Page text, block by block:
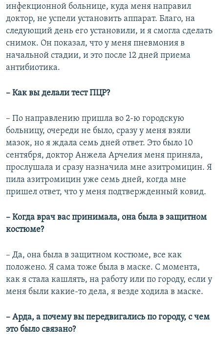
инфекционной больнице, куда меня направил
доктор, не успели установить аппарат. Благо, на
следующий день его установили, и я смогла сделать
снимок. Он показал, что у меня пневмония в
начальной стадии, и это после 12 дней приема
антибиотика.
– Как вы делали тест ПЦР?
– По направлению пришла во 2-ю городскую
больницу, очереди не было, сразу у меня взяли
мазок, но я ждала семь дней ответ. Это было 10
сентября, доктор Анжела Арчелия меня приняла,
прослушала и сразу назначила мне азитромицин. Я
пила азитромицин уже семь дней, когда мне
пришел ответ, что у меня подтвержденный ковид.
– Когда врач вас принимала, она была в защитном
костюме?
– Да, она была в защитном костюме, все как
положено. Я сама тоже была в маске. С момента,
как я стала кашлять, на работу или по городу, если у
меня были какие-то дела, я везде ходила в маске.
– Арда, а почему вы передвигались по городу, с чем
это было связано?